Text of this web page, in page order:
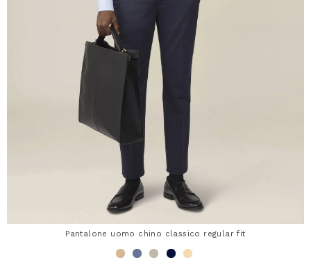
Pantalone uomo chino classico regular fit